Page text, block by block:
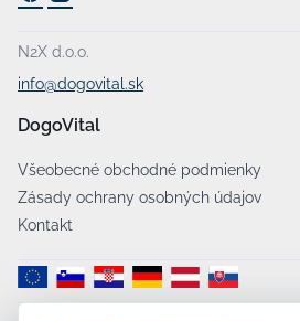
N2X d.o.o.
info@dogovital.sk
DogoVital
Všeobecné obchodné podmienky
Zásady ochrany osobných údajov
Kontakt